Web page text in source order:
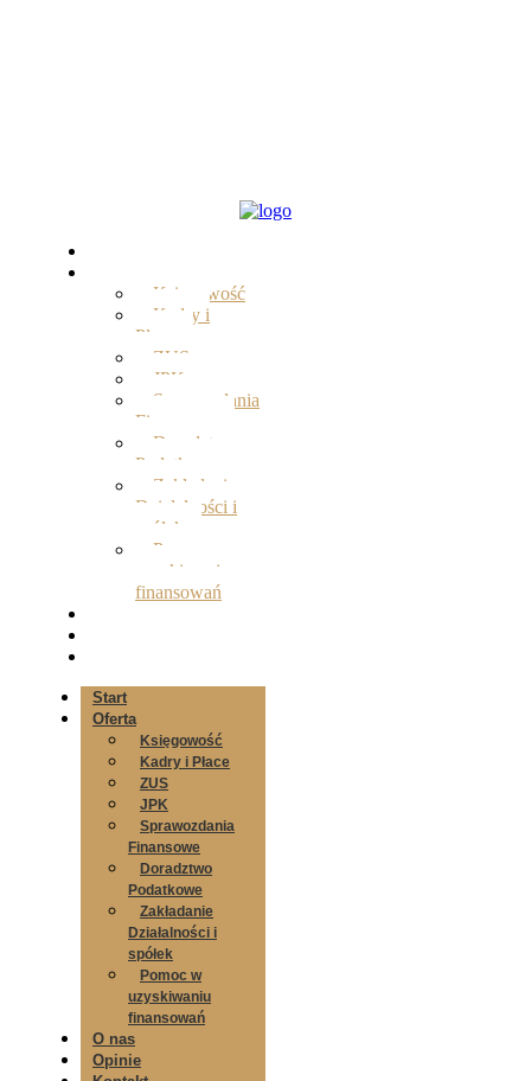
Księgowość
Kadry i
Płace
ZUS
JPK
Sprawozdania
Finansowe
Doradztwo
Podatkowe
Zakładanie
Działalności i
spółek
Pomoc w
uzyskiwaniu
finansowań
Start
Oferta
Księgowość
Kadry i Płace
ZUS
JPK
Sprawozdania
Finansowe
Doradztwo
Podatkowe
Zakładanie
Działalności i
spółek
Pomoc w
uzyskiwaniu
finansowań
O nas
Opinie